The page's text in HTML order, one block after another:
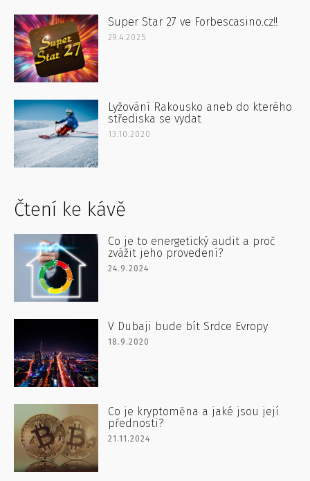
Super Star 27 ve Forbescasino.cz!!
29.4.2025
Lyžování Rakousko aneb do kterého
střediska se vydat
13.10.2020
Čtení ke kávě
Co je to energetický audit a proč
zvážit jeho provedení?
24.9.2024
V Dubaji bude bít Srdce Evropy
18.9.2020
Co je kryptoměna a jaké jsou její
přednosti?
21.11.2024